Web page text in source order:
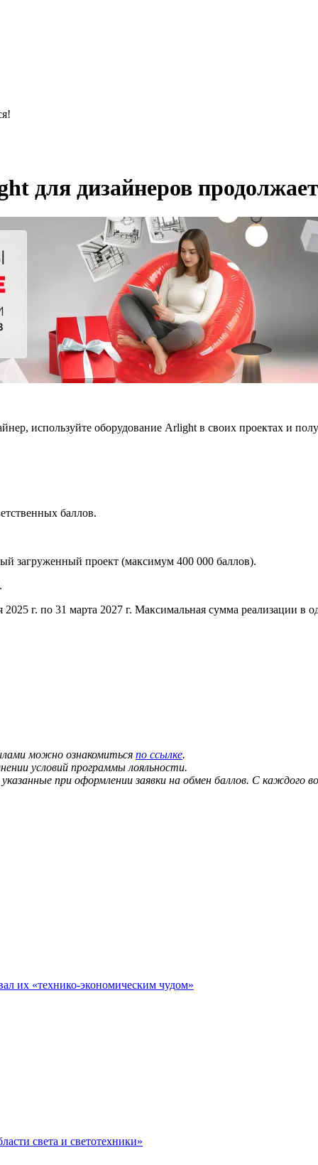
для дизайнеров
используйте оборудование Arlight в своих проектах и
баллов.
загруженный проект (максимум 400 000 баллов).
г. по 31 марта 2027 г. Максимальная сумма реализации
можно ознакомиться по ссылке.
условий программы лояльности.
при оформлении заявки на обмен баллов. С
их «технико-экономическим чудом»
света и светотехники»